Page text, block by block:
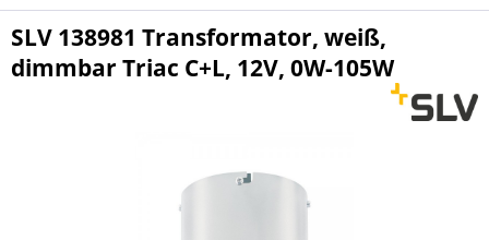
SLV 138981 Transformator, weiß,
dimmbar Triac C+L, 12V, 0W-105W